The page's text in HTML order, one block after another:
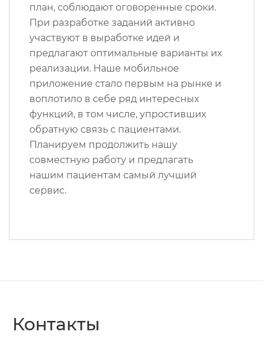
план, соблюдают оговоренные сроки.
При разработке заданий активно
участвуют в выработке идей и
предлагают оптимальные варианты их
реализации. Наше мобильное
приложение стало первым на рынке и
воплотило в себе ряд интересных
функций, в том числе, упростивших
обратную связь с пациентами.
Планируем продолжить нашу
совместную работу и предлагать
нашим пациентам самый лучший
сервис.
Контакты